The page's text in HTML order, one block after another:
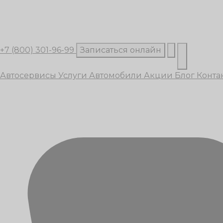
+7 (800) 301-96-99 Записаться онлайн
Автосервисы Услуги Автомобили Акции Блог